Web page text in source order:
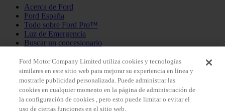
Acerca de Ford
Ford España
Todo sobre Ford Pro™
Luz de Emergencia
Buscar un concesionario
Política de privacidad
Mi Cuenta
Iniciar sesión / Registrarse
Ford Motor Company Limited utiliza cookies y tecnologías
similares en este sitio web para mejorar su experiencia en línea y
mostrarle publicidad personalizada. Puede administrar las
cookies en cualquier momento en la página de administración de
la configuración de cookies , pero esto puede limitar o evitar el
uso de ciertas funciones en el sitio web.